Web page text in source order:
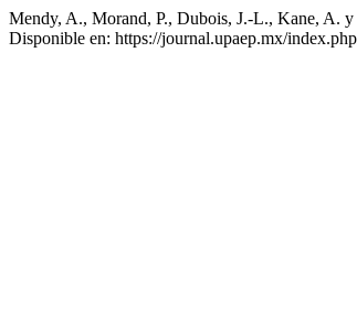
Mendy, A., Morand, P., Dubois, J.-L., Kane, A. y
Disponible en: https://journal.upaep.mx/